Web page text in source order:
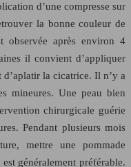
d’une compresse sur
la bonne couleur de
observée après environ 4
il convient d’appliquer
la cicatrice. Il n’y a
mineures. Une peau bien
chirurgicale guérie
Pendant plusieurs mois
mettre une pommade
généralement préférable.